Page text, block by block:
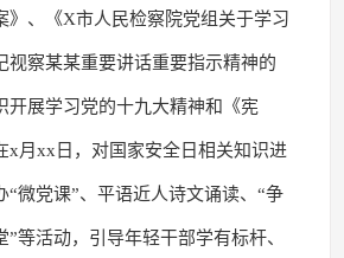
》、《X市人民检察院党组关于学习
视察某某重要讲话重要指示精神的
开展学习党的十九大精神和《宪
x月xx日，对国家安全日相关知识进
“微党课”、平语近人诗文诵读、“争
等活动，引导年轻干部学有标杆、